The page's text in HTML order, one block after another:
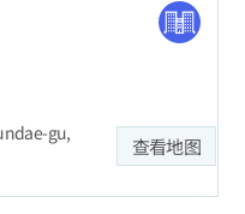
gu,
查看地图